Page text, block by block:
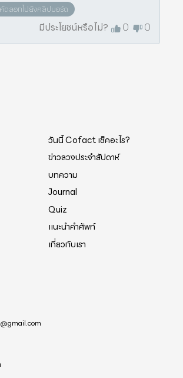
คัดลอกไปยังคลิปบอร์ด
มีประโยชน์หรือไม่? 0 0
วันนี้ Cofact เช็คอะไร?
ข่าวลวงประจำสัปดาห์
บทความ
Journal
Quiz
แนะนำคำศัพท์
เกี่ยวกับเรา